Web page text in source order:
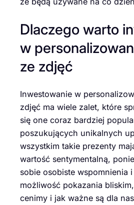
Dlaczego warto
w
ze zdjęć
Inwestowanie w
zdjęć ma wiele zalet, które
się one coraz bardziej
poszukujących unikalnych
wszystkim takie prezenty
wartość sentymentalną,
sobie osobiste wspomnienia
możliwość pokazania
cenimy i jak ważne są dla